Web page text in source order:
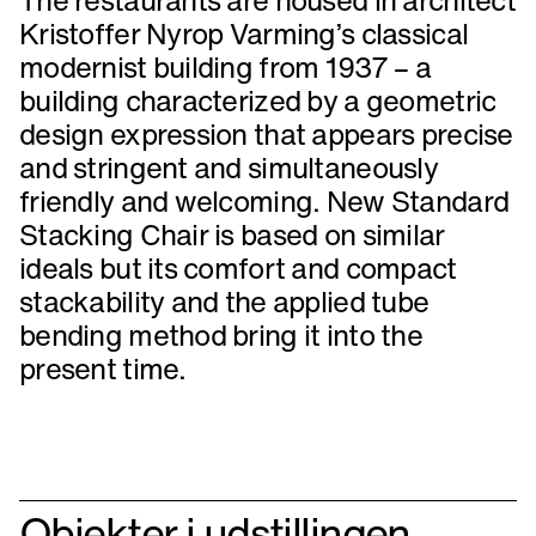
Kristoffer Nyrop Varming’s classical
modernist building from 1937 – a
building characterized by a geometric
design expression that appears precise
and stringent and simultaneously
friendly and welcoming. New Standard
Stacking Chair is based on similar
ideals but its comfort and compact
stackability and the applied tube
bending method bring it into the
present time.